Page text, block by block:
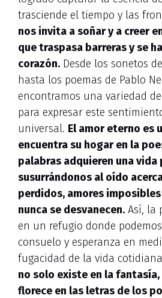
trasciende el tiempo y las
nos invita a soñar y a creer
que traspasa barreras y se
corazón. Desde los sonetos
hasta los poemas de Pablo
encontramos una variedad
para expresar este
universal. El amor eterno es
encuentra su hogar en la
palabras adquieren una vida
susurrándonos al oído
perdidos, amores
nunca se desvanecen. Así, la
en un refugio donde
consuelo y esperanza en
fugacidad de la vida
no solo existe en la
florece en las letras de los